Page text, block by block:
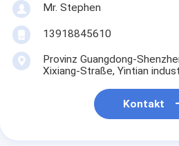
Mr. Stephen
13918845610
Provinz Guangdong-
Xixiang-Straße, Yintian
Kontakt